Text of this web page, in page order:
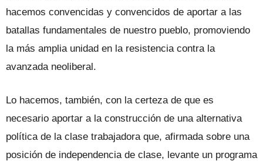
hacemos convencidas y convencidos de aportar a las
batallas fundamentales de nuestro pueblo, promoviendo
la más amplia unidad en la resistencia contra la
avanzada neoliberal.
Lo hacemos, también, con la certeza de que es
necesario aportar a la construcción de una alternativa
política de la clase trabajadora que, afirmada sobre una
posición de independencia de clase, levante un programa